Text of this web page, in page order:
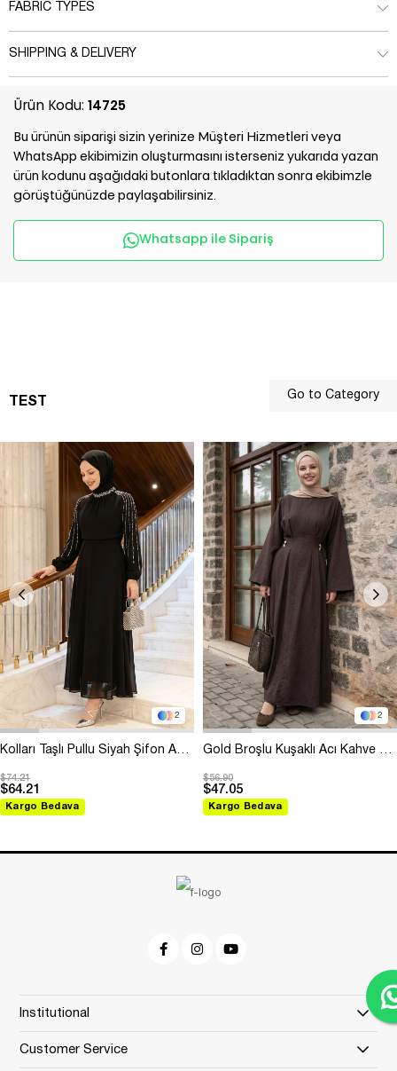
FABRIC TYPES
SHIPPING & DELIVERY
Ürün Kodu: 14725
Bu ürünün siparişi sizin yerinize Müşteri Hizmetleri veya
WhatsApp ekibimizin oluşturmasını isterseniz yukarıda yazan
ürün kodunu aşağıdaki butonlara tıkladıktan sonra ekibimzle
görüştüğünüzde paylaşabilirsiniz.
Whatsapp ile Sipariş
TEST
2
Kolları Taşlı Pullu Siyah Şifon Abiye
$74.21
$64.21
Kargo Bedava
2
Gold Broşlu Kuşaklı Acı Kahve Modal Elbise
$56.90
$47.05
Kargo Bedava
Go to Category
Institutional
Customer Service